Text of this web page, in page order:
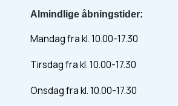
Almindlige åbningstider:
Mandag fra kl. 10.00-17.30
Tirsdag fra kl. 10.00-17.30
Onsdag fra kl. 10.00-17.30